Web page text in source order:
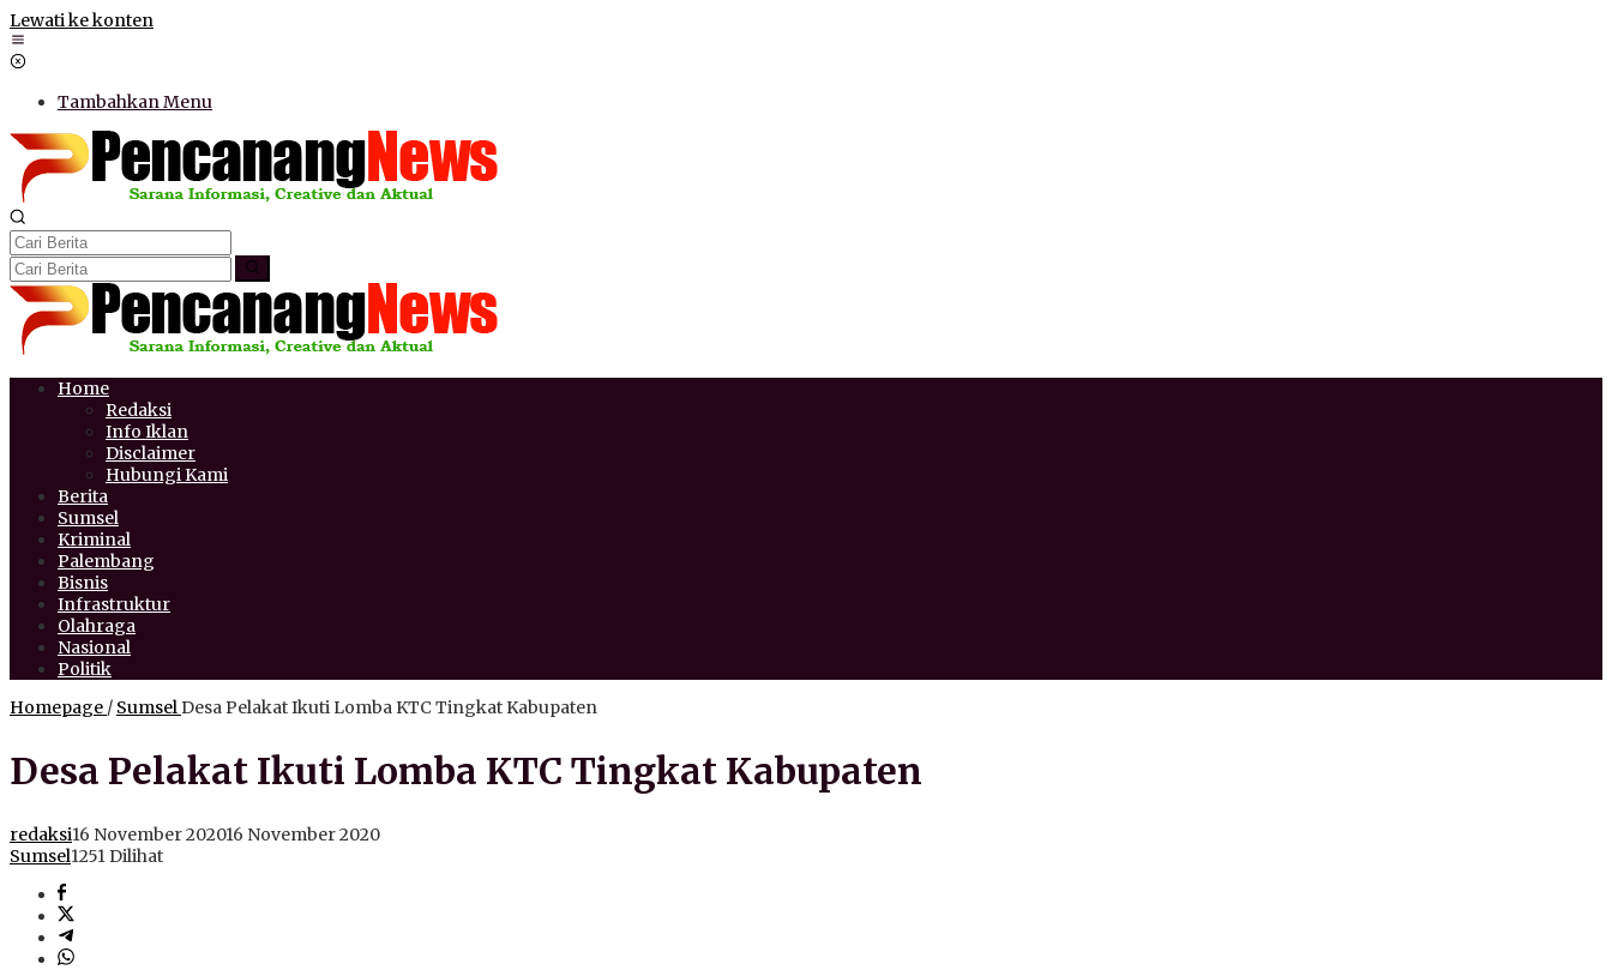
Lewati ke konten
Tambahkan Menu
Home
Redaksi
Info Iklan
Disclaimer
Hubungi Kami
Berita
Sumsel
Kriminal
Palembang
Bisnis
Infrastruktur
Olahraga
Nasional
Politik
Homepage / SumselDesa Pelakat Ikuti Lomba KTC Tingkat Kabupaten
Desa Pelakat Ikuti Lomba KTC Tingkat Kabupaten
redaksi16 November 202016 November 2020
Sumsel1251 Dilihat